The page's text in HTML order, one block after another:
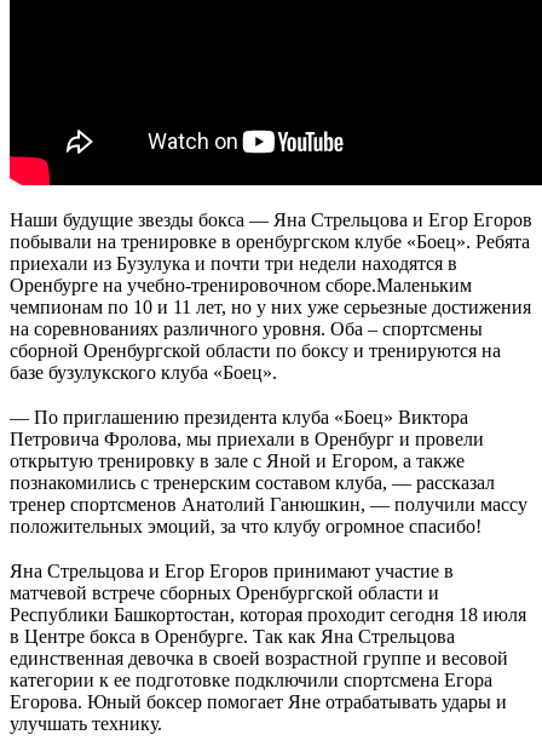
Наши будущие звезды бокса — Яна Стрельцова и Егор Егоров
побывали на тренировке в оренбургском клубе «Боец». Ребята
приехали из Бузулука и почти три недели находятся в
Оренбурге на учебно-тренировочном сборе.Маленьким
чемпионам по 10 и 11 лет, но у них уже серьезные достижения
на соревнованиях различного уровня. Оба – спортсмены
сборной Оренбургской области по боксу и тренируются на
базе бузулукского клуба «Боец».
— По приглашению президента клуба «Боец» Виктора
Петровича Фролова, мы приехали в Оренбург и провели
открытую тренировку в зале с Яной и Егором, а также
познакомились с тренерским составом клуба, — рассказал
тренер спортсменов Анатолий Ганюшкин, — получили массу
положительных эмоций, за что клубу огромное спасибо!
Яна Стрельцова и Егор Егоров принимают участие в
матчевой встрече сборных Оренбургской области и
Республики Башкортостан, которая проходит сегодня 18 июля
в Центре бокса в Оренбурге. Так как Яна Стрельцова
единственная девочка в своей возрастной группе и весовой
категории к ее подготовке подключили спортсмена Егора
Егорова. Юный боксер помогает Яне отрабатывать удары и
улучшать технику.